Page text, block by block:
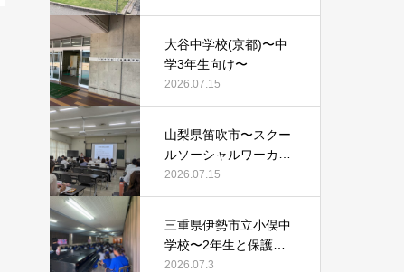
大谷中学校(京都)〜中
学3年生向け〜
2026.07.15
山梨県笛吹市〜スクー
ルソーシャルワーカー
等向け〜
2026.07.15
三重県伊勢市立小俣中
学校〜2年生と保護者
向け〜
2026.07.3